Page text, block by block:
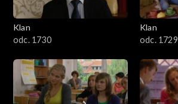
Klan
odc. 1730
Klan
odc. 1729